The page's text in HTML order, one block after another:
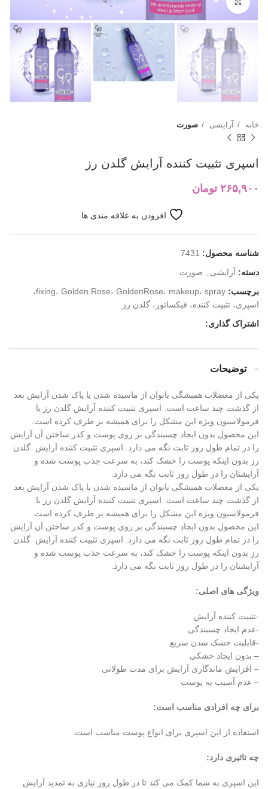
خانه آرایشی صورت
اسپری تثبیت کننده آرایش گلدن رز
۲۶۵,۹۰۰ تومان
افزودن به علاقه مندی ها
شناسه محصول: 7431
دسته: آرایشی
صورت
برچسب:
fixing، Golden Rose، GoldenRose، makeup، spray،
اسپری، تثبیت کننده، فیکساتور، گلدن رز
اشتراک گذاری:
توضیحات
یکی از معضلات همیشگی بانوان از ماسیده شدن یا پاک شدن آرایش بعد
از گذشت چند ساعت است. اسپری تثبیت کننده آرایش گلدن رز با
فرمولاسیون ویژه این مشکل را برای همیشه بر طرف کرده است.
این محصول بدون ایجاد چسبندگی بر روی پوست و کدر ساختن آن آرایش
را در تمام طول روز ثابت نگه می دارد. اسپری تثبیت کننده آرایش گلدن
رز بدون اینکه پوست را خشک کند، به سرعت جذب پوست شده و
آرایشتان را در طول روز ثابت نگه می دارد.
یکی از معضلات همیشگی بانوان از ماسیده شدن یا پاک شدن آرایش بعد
از گذشت چند ساعت است. اسپری تثبیت کننده آرایش گلدن رز با
فرمولاسیون ویژه این مشکل را برای همیشه بر طرف کرده است.
این محصول بدون ایجاد چسبندگی بر روی پوست و کدر ساختن آن آرایش
را در تمام طول روز ثابت نگه می دارد. اسپری تثبیت کننده آرایش گلدن
رز بدون اینکه پوست را خشک کند، به سرعت جذب پوست شده و
آرایشتان را در طول روز ثابت نگه می دارد.
ویژگی های اصلی:
-تثبیت کننده آرایش
-عدم ایجاد چسبندگی
-قابلیت خشک شدن سریع
– بدون ایجاد خشکی
– افزایش ماندگاری آرایش برای مدت طولانی
– عدم آسیب به پوست
برای چه افرادی مناسب است:
استفاده از این اسپری برای انواع پوست مناسب است.
چه تاثیری دارد:
این اسپری به شما کمک می کند تا در طول روز نیازی به تمدید آرایش